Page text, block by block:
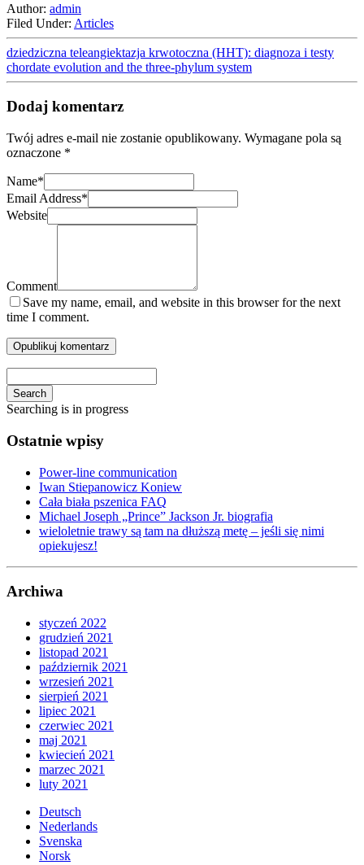
Author: admin
Filed Under: Articles
dziedziczna teleangiektazja krwotoczna (HHT): diagnoza i testy
chordate evolution and the three-phylum system
Dodaj komentarz
Twój adres e-mail nie zostanie opublikowany. Wymagane pola są
oznaczone *
Name*
Email Address*
Website
Comment
Save my name, email, and website in this browser for the next
time I comment.
Search
Searching is in progress
Ostatnie wpisy
Power-line communication
Iwan Stiepanowicz Koniew
Cała biała pszenica FAQ
Michael Joseph „Prince” Jackson Jr. biografia
wieloletnie trawy są tam na dłuższą metę – jeśli się nimi
opiekujesz!
Archiwa
styczeń 2022
grudzień 2021
listopad 2021
październik 2021
wrzesień 2021
sierpień 2021
lipiec 2021
czerwiec 2021
maj 2021
kwiecień 2021
marzec 2021
luty 2021
Deutsch
Nederlands
Svenska
Norsk